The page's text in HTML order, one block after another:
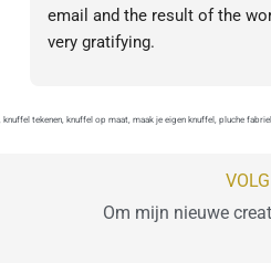
email and the result of the
very gratifying.
tekenen, knuffel op maat, maak je eigen knuffel, pluche
Om mijn nieuwe